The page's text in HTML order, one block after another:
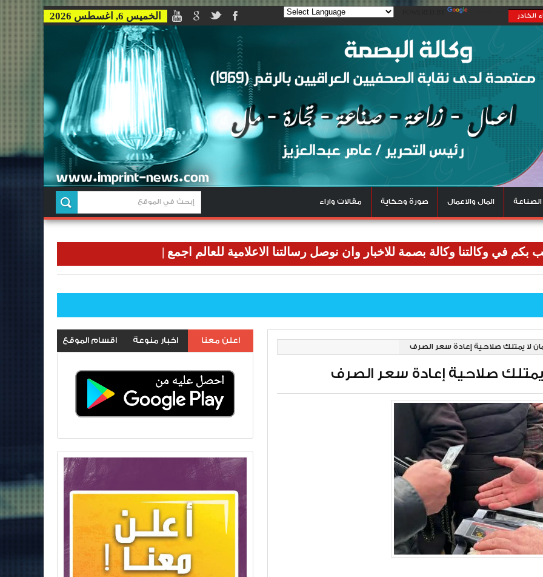
الكادر الخميس 6, اغسطس 2026
الصناعة المال والاعمال صورة وحكاية مقالات واراء
وكالة بصمة للاخبار وان نوصل رسالتنا الاعلامية للعالم اجمع|
لا يمتلك صلاحية إعادة سعر الصرف
يمتلك صلاحية إعادة سعر الصرف
اعلن معنا اخبار منوعة اقسام الموقع